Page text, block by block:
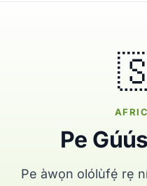
Pe
Pe àwọn olólùfẹ́ rẹ